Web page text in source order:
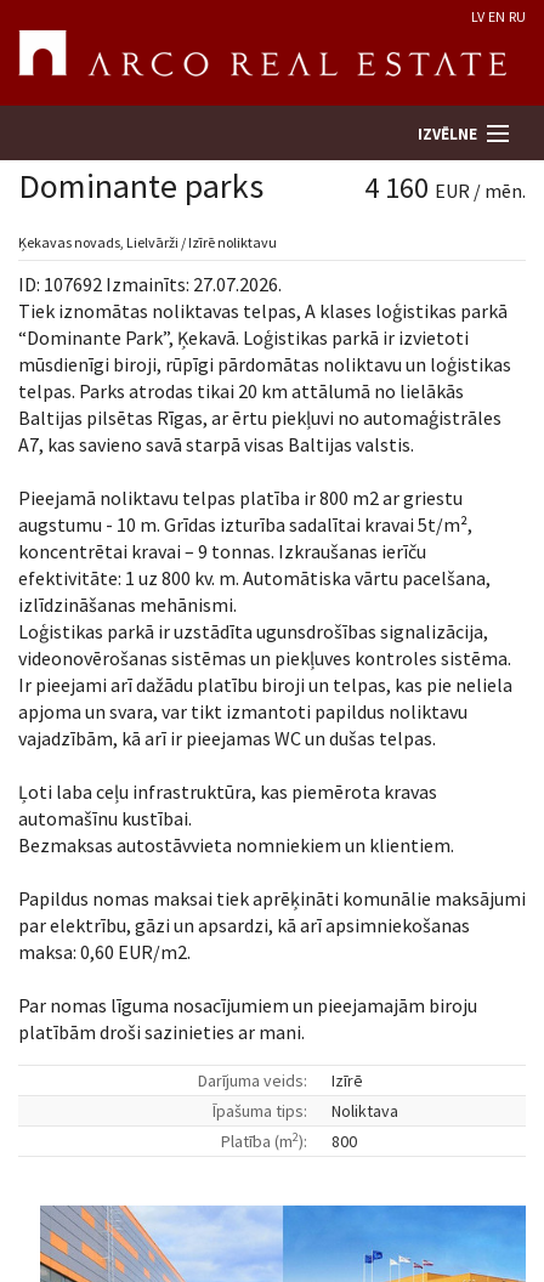
LV EN RU
IZVĒLNE
Meklēt īpašumu
Novērtēt īpašumu
Uzņēmums
Pakalpojumi
Kontakti
Dominante parks 4 160 EUR / mēn.
Ķekavas novads, Lielvārži / Izīrē noliktavu
ID: 107692 Izmainīts: 27.07.2026.
Tiek iznomātas noliktavas telpas, A klases loģistikas parkā
“Dominante Park”, Ķekavā. Loģistikas parkā ir izvietoti
mūsdienīgi biroji, rūpīgi pārdomātas noliktavu un loģistikas
telpas. Parks atrodas tikai 20 km attālumā no lielākās
Baltijas pilsētas Rīgas, ar ērtu piekļuvi no automaģistrāles
A7, kas savieno savā starpā visas Baltijas valstis.
Pieejamā noliktavu telpas platība ir 800 m2 ar griestu
augstumu - 10 m. Grīdas izturība sadalītai kravai 5t/m²,
koncentrētai kravai – 9 tonnas. Izkraušanas ierīču
efektivitāte: 1 uz 800 kv. m. Automātiska vārtu pacelšana,
izlīdzināšanas mehānismi.
Loģistikas parkā ir uzstādīta ugunsdrošības signalizācija,
videonovērošanas sistēmas un piekļuves kontroles sistēma.
Ir pieejami arī dažādu platību biroji un telpas, kas pie neliela
apjoma un svara, var tikt izmantoti papildus noliktavu
vajadzībām, kā arī ir pieejamas WC un dušas telpas.
Ļoti laba ceļu infrastruktūra, kas piemērota kravas
automašīnu kustībai.
Bezmaksas autostāvvieta nomniekiem un klientiem.
Papildus nomas maksai tiek aprēķināti komunālie maksājumi
par elektrību, gāzi un apsardzi, kā arī apsimniekošanas
maksa: 0,60 EUR/m2.
Par nomas līguma nosacījumiem un pieejamajām biroju
platībām droši sazinieties ar mani.
Darījuma veids:
Izīrē
Īpašuma tips:
Noliktava
Platība (m2): 800